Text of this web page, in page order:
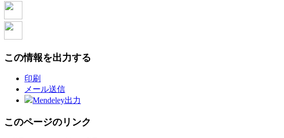
この情報を出力する
印刷
メール送信
Mendeley出力
このページのリンク